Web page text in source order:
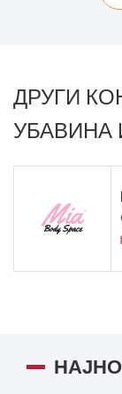
ДРУГИ
УБАВИНА